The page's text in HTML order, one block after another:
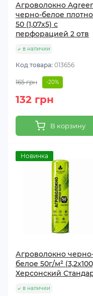
Агроволокно
черно-белое
50 (1,07х5) с
перфорацией 2 отв
в наличии
Код товара: 013656
165 грн -20%
132 грн
В корзину
Новинка
Агроволокно
белое 50г/м²
Херсонский
в наличии